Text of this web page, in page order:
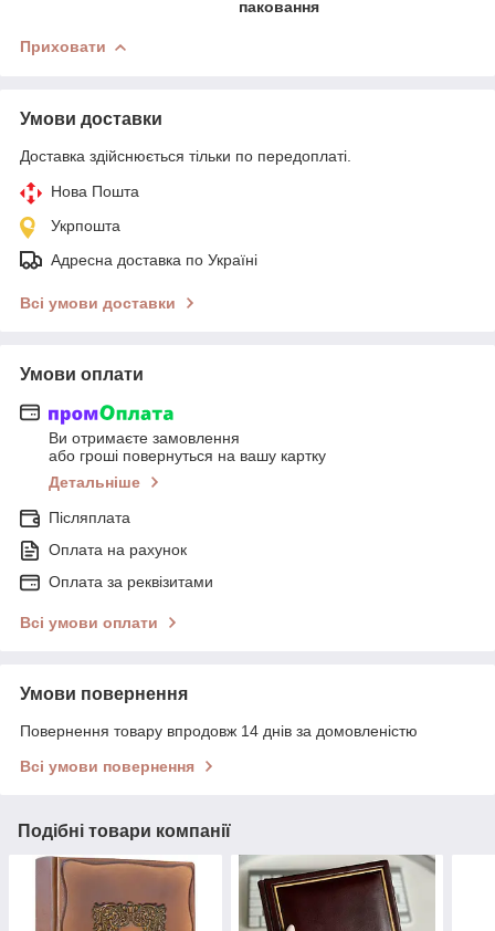
паковання
Приховати
Умови доставки
Доставка здійснюється тільки по передоплаті.
Нова Пошта
Укрпошта
Адресна доставка по Україні
Всі умови доставки
Умови оплати
Ви отримаєте замовлення
або гроші повернуться на вашу картку
Детальніше
Післяплата
Оплата на рахунок
Оплата за реквізитами
Всі умови оплати
Умови повернення
Повернення товару впродовж 14 днів за домовленістю
Всі умови повернення
Подібні товари компанії